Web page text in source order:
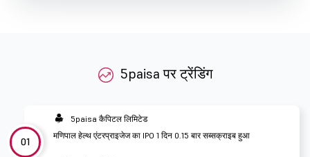
5paisa पर ट्रेंडिंग
01
5paisa कैपिटल लिमिटेड
मणिपाल हेल्थ एंटरप्राइजेज का IPO 1 दिन 0.15 बार सब्सक्राइब हुआ